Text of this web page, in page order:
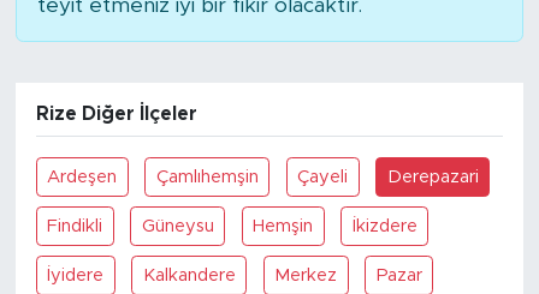
teyit etmeniz iyi bir fikir olacaktır.
Rize Diğer İlçeler
Ardeşen Çamlıhemşin Çayeli Derepazari
Findikli Güneysu Hemşin İkizdere
İyidere Kalkandere Merkez Pazar